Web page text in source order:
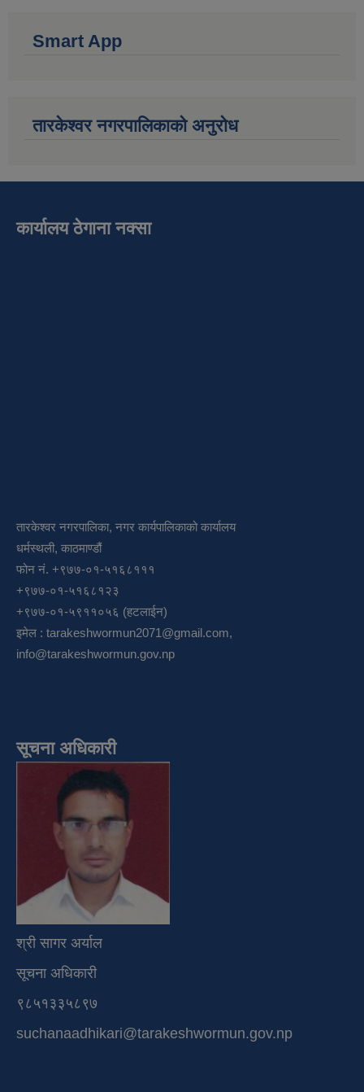
Smart App
तारकेश्वर नगरपालिकाको अनुरोध
कार्यालय ठेगाना नक्सा
तारकेश्वर नगरपालिका, नगर कार्यपालिकाको कार्यालय
धर्मस्थली, काठमाण्डौं
फोन नं. +९७७-०१-५१६८१११
+९७७-०१-५१६८१२३
+९७७-०१-५९११०५६ (हटलाईन)
इमेल : tarakeshwormun2071@gmail.com,
info@tarakeshwormun.gov.np
सूचना अधिकारी
श्री सागर अर्याल
सूचना अधिकारी
९८५१३३५८९७
suchanaadhikari@tarakeshwormun.gov.np